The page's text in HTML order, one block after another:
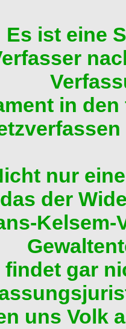
Es ist eine
in
nur
der
Kelsem-
findet gar
uns Volk